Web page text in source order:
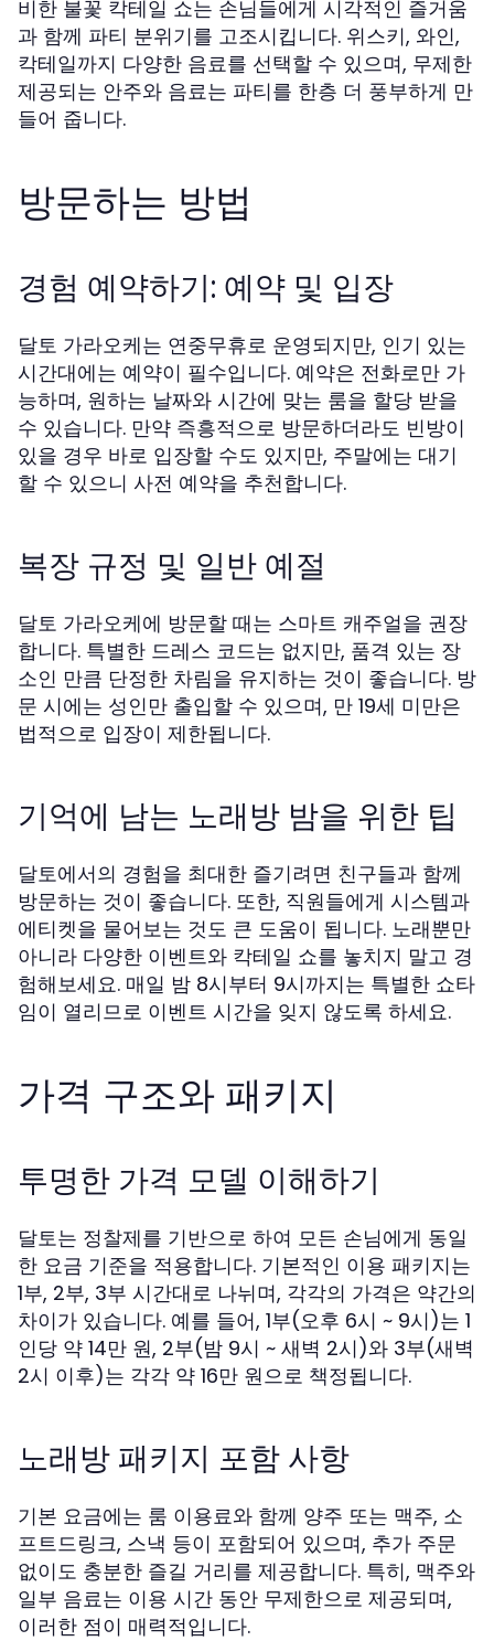
비한 불꽃 칵테일 쇼는 손님들에게 시각적인 즐거움
과 함께 파티 분위기를 고조시킵니다. 위스키, 와인,
칵테일까지 다양한 음료를 선택할 수 있으며, 무제한
제공되는 안주와 음료는 파티를 한층 더 풍부하게 만
들어 줍니다.
방문하는 방법
경험 예약하기: 예약 및 입장
달토 가라오케는 연중무휴로 운영되지만, 인기 있는
시간대에는 예약이 필수입니다. 예약은 전화로만 가
능하며, 원하는 날짜와 시간에 맞는 룸을 할당 받을
수 있습니다. 만약 즉흥적으로 방문하더라도 빈방이
있을 경우 바로 입장할 수도 있지만, 주말에는 대기
할 수 있으니 사전 예약을 추천합니다.
복장 규정 및 일반 예절
달토 가라오케에 방문할 때는 스마트 캐주얼을 권장
합니다. 특별한 드레스 코드는 없지만, 품격 있는 장
소인 만큼 단정한 차림을 유지하는 것이 좋습니다. 방
문 시에는 성인만 출입할 수 있으며, 만 19세 미만은
법적으로 입장이 제한됩니다.
기억에 남는 노래방 밤을 위한 팁
달토에서의 경험을 최대한 즐기려면 친구들과 함께
방문하는 것이 좋습니다. 또한, 직원들에게 시스템과
에티켓을 물어보는 것도 큰 도움이 됩니다. 노래뿐만
아니라 다양한 이벤트와 칵테일 쇼를 놓치지 말고 경
험해보세요. 매일 밤 8시부터 9시까지는 특별한 쇼타
임이 열리므로 이벤트 시간을 잊지 않도록 하세요.
가격 구조와 패키지
투명한 가격 모델 이해하기
달토는 정찰제를 기반으로 하여 모든 손님에게 동일
한 요금 기준을 적용합니다. 기본적인 이용 패키지는
1부, 2부, 3부 시간대로 나뉘며, 각각의 가격은 약간의
차이가 있습니다. 예를 들어, 1부(오후 6시 ~ 9시)는 1
인당 약 14만 원, 2부(밤 9시 ~ 새벽 2시)와 3부(새벽
2시 이후)는 각각 약 16만 원으로 책정됩니다.
노래방 패키지 포함 사항
기본 요금에는 룸 이용료와 함께 양주 또는 맥주, 소
프트드링크, 스낵 등이 포함되어 있으며, 추가 주문
없이도 충분한 즐길 거리를 제공합니다. 특히, 맥주와
일부 음료는 이용 시간 동안 무제한으로 제공되며,
이러한 점이 매력적입니다.